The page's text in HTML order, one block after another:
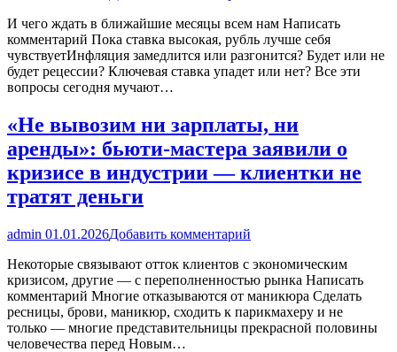
И чего ждать в ближайшие месяцы всем нам Написать
комментарий Пока ставка высокая, рубль лучше себя
чувствуетИнфляция замедлится или разгонится? Будет или не
будет рецессии? Ключевая ставка упадет или нет? Все эти
вопросы сегодня мучают…
«Не вывозим ни зарплаты, ни
аренды»: бьюти-мастера заявили о
кризисе в индустрии — клиентки не
тратят деньги
admin 01.01.2026Добавить комментарий
Некоторые связывают отток клиентов с экономическим
кризисом, другие — с переполненностью рынка Написать
комментарий Многие отказываются от маникюра Сделать
ресницы, брови, маникюр, сходить к парикмахеру и не
только — многие представительницы прекрасной половины
человечества перед Новым…